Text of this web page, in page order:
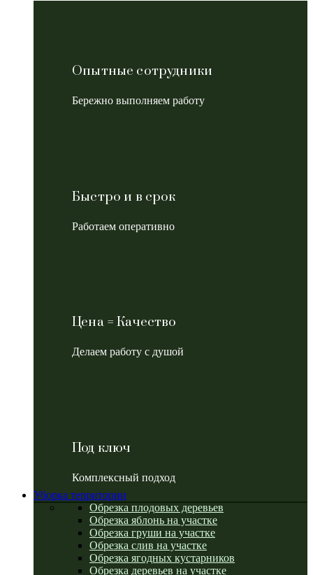
Опытные сотрудники
Бережно выполняем работу
Быстро и в срок
Работаем оперативно
Цена = Качество
Делаем работу с душой
Под ключ
Комплексный подход
Уборка территории
Обрезка плодовых деревьев
Обрезка яблонь на участке
Обрезка груши на участке
Обрезка слив на участке
Обрезка ягодных кустарников
Обрезка деревьев на участке